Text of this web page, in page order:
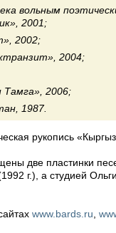
вольным
2001;
2002;
2004;
2006;
1987.
рукопись
две пластинки
г.), а студией
www.bards.ru,